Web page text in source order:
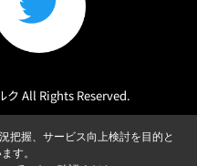
All Rights Reserved.
把握、サービス向上検討を目的と
す。